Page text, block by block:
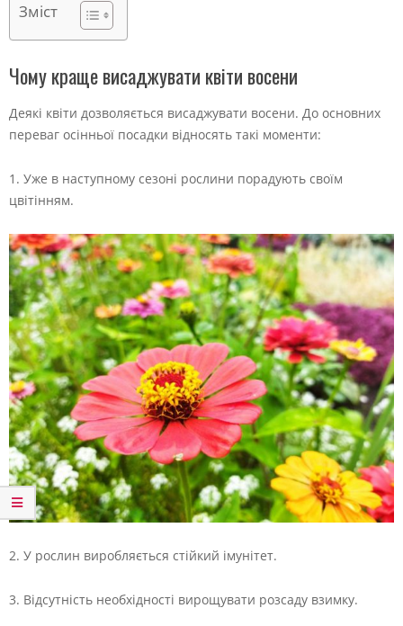
Зміст
Чому краще висаджувати квіти восени
Деякі квіти дозволяється висаджувати восени. До основних
переваг осінньої посадки відносять такі моменти:
1. Уже в наступному сезоні рослини порадують своїм
цвітінням.
2. У рослин виробляється стійкий імунітет.
3. Відсутність необхідності вирощувати розсаду взимку.